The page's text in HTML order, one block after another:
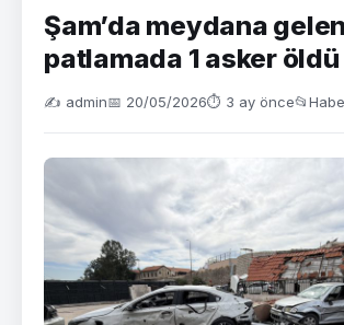
Şam’da meydana gelen
patlamada 1 asker öldü
✍️ admin📅 20/05/2026⏱ 3 ay önce📂